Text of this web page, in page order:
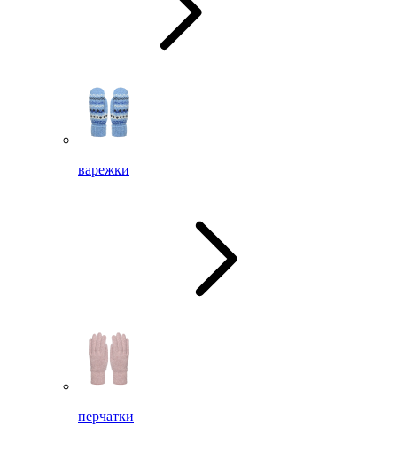
варежки
перчатки